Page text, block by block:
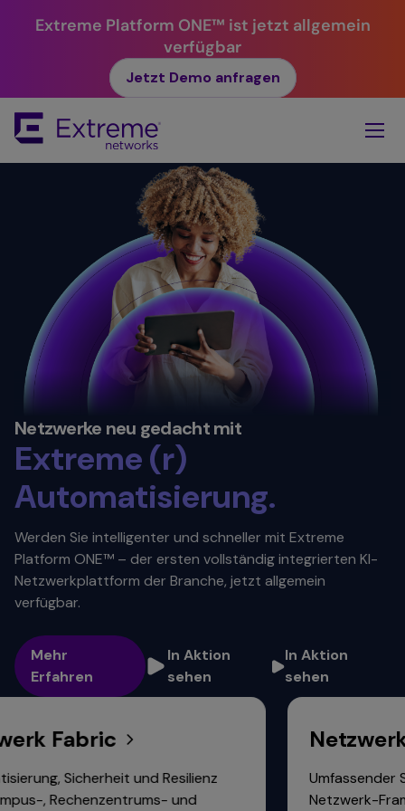
Extreme Platform ONE™ ist jetzt allgemein
verfügbar
Jetzt Demo anfragen
Main
Content
Netzwerke neu gedacht mit
Extreme (r)
Einfachheit.
Mehrwert. ​
Zuverlässigkeit.
Sicherheit. ​
Automatisierung. ​
Skalierbarkeit.
Konnektivität.
Werden Sie intelligenter und schneller mit Extreme
Platform ONE™ – der ersten vollständig integrierten KI-
Netzwerkplattform der Branche, jetzt allgemein
verfügbar.
Mehr
Erfahren
In Aktion
sehen
In Aktion
sehen
Fabric
Sicherheit und Resilienz
und
Umfassender
Netzwerk-